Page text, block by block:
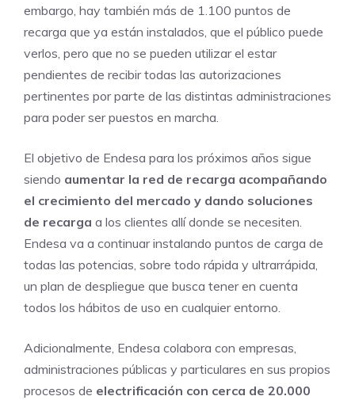
embargo, hay también más de 1.100 puntos de
recarga que ya están instalados, que el público puede
verlos, pero que no se pueden utilizar el estar
pendientes de recibir todas las autorizaciones
pertinentes por parte de las distintas administraciones
para poder ser puestos en marcha.
El objetivo de Endesa para los próximos años sigue
siendo aumentar la red de recarga acompañando
el crecimiento del mercado y dando soluciones
de recarga a los clientes allí donde se necesiten.
Endesa va a continuar instalando puntos de carga de
todas las potencias, sobre todo rápida y ultrarrápida,
un plan de despliegue que busca tener en cuenta
todos los hábitos de uso en cualquier entorno.
Adicionalmente, Endesa colabora con empresas,
administraciones públicas y particulares en sus propios
procesos de electrificación con cerca de 20.000